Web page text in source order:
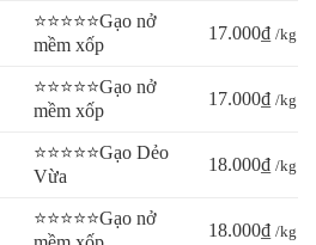
nơi ẩm ướt hay nắng gắt làm ảnh
về cần để trong chum vại hoặc thùng
của mối mọt hay côn trùng làm
⭐⭐⭐⭐⭐Gạo nở
mềm xốp
17.000₫ /kg
⭐⭐⭐⭐⭐Gạo nở
mềm xốp
17.000₫ /kg
⭐⭐⭐⭐⭐Gạo Dẻo
Vừa
18.000₫ /kg
⭐⭐⭐⭐⭐Gạo nở
18.000₫ /kg